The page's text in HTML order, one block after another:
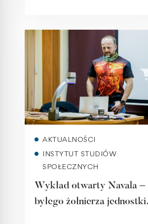
Read more
AKTUALNOŚCI
INSTYTUT STUDIÓW
SPOŁECZNYCH
Wykład otwarty Navala –
byłego żołnierza jednostki